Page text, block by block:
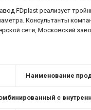
FDplast реализует
Консультанты
сети, Московский
Наименование
с